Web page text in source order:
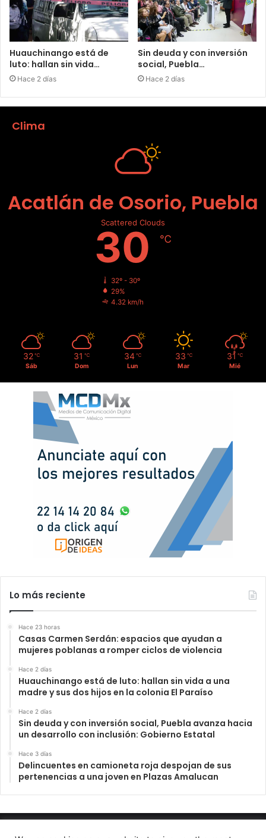
Huauchinango está de
luto: hallan sin vida…
Hace 2 días
Sin deuda y con inversión
social, Puebla…
Hace 2 días
Clima
Acatlán de Osorio, Puebla
Scattered Clouds
30 ℃
32º - 30º
29%
4.32 km/h
32 ℃
Sáb
31 ℃
Dom
34 ℃
Lun
33 ℃
Mar
31 ℃
Mié
Lo más reciente
Hace 23 horas
Casas Carmen Serdán: espacios que ayudan a
mujeres poblanas a romper ciclos de violencia
Hace 2 días
Huauchinango está de luto: hallan sin vida a una
madre y sus dos hijos en la colonia El Paraíso
Hace 2 días
Sin deuda y con inversión social, Puebla avanza hacia
un desarrollo con inclusión: Gobierno Estatal
Hace 3 días
Delincuentes en camioneta roja despojan de sus
pertenencias a una joven en Plazas Amalucan
INFORME23 PERIODICO DIGITAL 2022